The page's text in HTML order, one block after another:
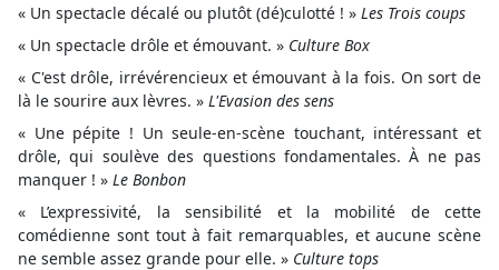
« Un spectacle décalé ou plutôt (dé)culotté ! » Les Trois coups
« Un spectacle drôle et émouvant. » Culture Box
« C'est drôle, irrévérencieux et émouvant à la fois. On sort de
là le sourire aux lèvres. » L'Evasion des sens
« Une pépite ! Un seule-en-scène touchant, intéressant et
drôle, qui soulève des questions fondamentales. À ne pas
manquer ! » Le Bonbon
« L’expressivité, la sensibilité et la mobilité de cette
comédienne sont tout à fait remarquables, et aucune scène
ne semble assez grande pour elle. » Culture tops